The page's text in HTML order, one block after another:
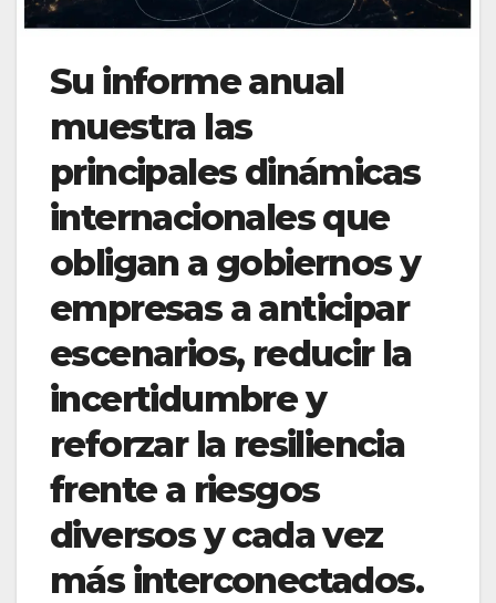
Su informe anual
muestra las
principales dinámicas
internacionales que
obligan a gobiernos y
empresas a anticipar
escenarios, reducir la
incertidumbre y
reforzar la resiliencia
frente a riesgos
diversos y cada vez
más interconectados.